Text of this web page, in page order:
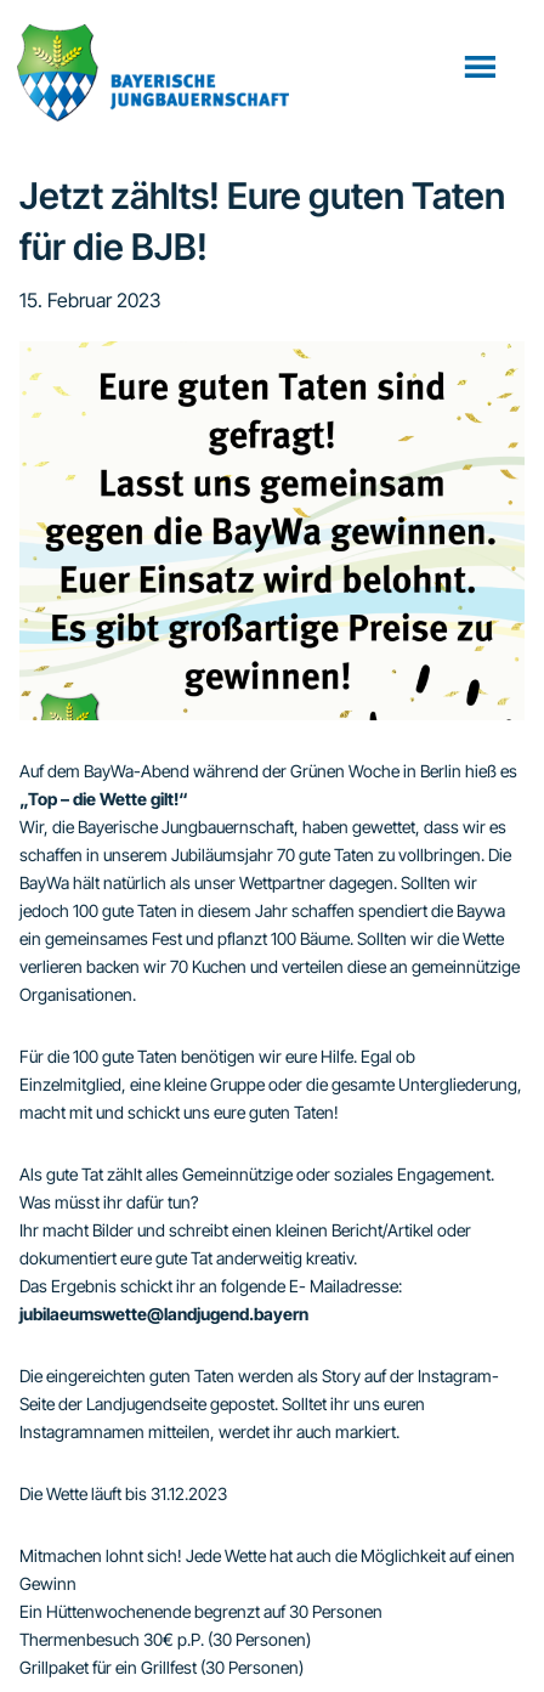
Inhalt
springen
Seitenspalte
springen
Fußzeile
springen
Jetzt zählts! Eure guten Taten
für die BJB!
15. Februar 2023
Auf dem BayWa-Abend während der Grünen Woche in Berlin hieß es
„Top – die Wette gilt!“
Wir, die Bayerische Jungbauernschaft, haben gewettet, dass wir es
schaffen in unserem Jubiläumsjahr 70 gute Taten zu vollbringen. Die
BayWa hält natürlich als unser Wettpartner dagegen. Sollten wir
jedoch 100 gute Taten in diesem Jahr schaffen spendiert die Baywa
ein gemeinsames Fest und pflanzt 100 Bäume. Sollten wir die Wette
verlieren backen wir 70 Kuchen und verteilen diese an gemeinnützige
Organisationen.
Für die 100 gute Taten benötigen wir eure Hilfe. Egal ob
Einzelmitglied, eine kleine Gruppe oder die gesamte Untergliederung,
macht mit und schickt uns eure guten Taten!
Als gute Tat zählt alles Gemeinnützige oder soziales Engagement.
Was müsst ihr dafür tun?
Ihr macht Bilder und schreibt einen kleinen Bericht/Artikel oder
dokumentiert eure gute Tat anderweitig kreativ.
Das Ergebnis schickt ihr an folgende E- Mailadresse:
jubilaeumswette@landjugend.bayern
Die eingereichten guten Taten werden als Story auf der Instagram-
Seite der Landjugendseite gepostet. Solltet ihr uns euren
Instagramnamen mitteilen, werdet ihr auch markiert.
Die Wette läuft bis 31.12.2023
Mitmachen lohnt sich! Jede Wette hat auch die Möglichkeit auf einen
Gewinn
Ein Hüttenwochenende begrenzt auf 30 Personen
Thermenbesuch 30€ p.P. (30 Personen)
Grillpaket für ein Grillfest (30 Personen)